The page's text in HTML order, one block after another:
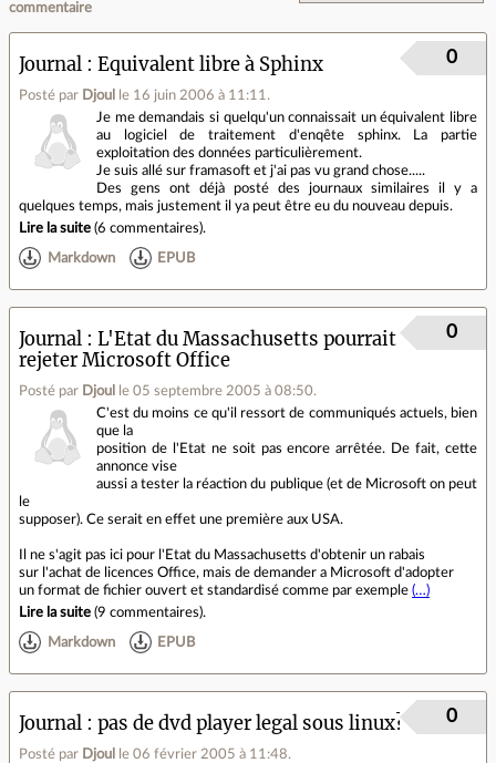
commentaire
Journal Equivalent libre à Sphinx
Posté par Djoul le 16 juin 2006 à 11:11 .
0
Je me demandais si quelqu'un connaissait un équivalent libre
au logiciel de traitement d'enqête sphinx. La partie
exploitation des données particulièrement.
Je suis allé sur framasoft et j'ai pas vu grand chose.....
Des gens ont déjà posté des journaux similaires il y a
quelques temps, mais justement il ya peut être eu du nouveau depuis.
Lire la suite (6 commentaires).
Markdown EPUB
Journal
L'Etat du Massachusetts pourrait
rejeter Microsoft Office
Posté par Djoul le 05 septembre 2005 à 08:50.
0
C'est du moins ce qu'il ressort de communiqués actuels, bien
que la
position de l'Etat ne soit pas encore arrêtée. De fait, cette
annonce vise
aussi a tester la réaction du publique (et de Microsoft on peut
le
supposer). Ce serait en effet une première aux USA.
Il ne s'agit pas ici pour l'Etat du Massachusetts d'obtenir un rabais
sur l'achat de licences Office, mais de demander a Microsoft d'adopter
un format de fichier ouvert et standardisé comme par exemple (…)
Lire la suite (9 commentaires).
Markdown EPUB
Journal pas de dvd player legal sous linux?
Posté par Djoul le 06 février 2005 à 11:48.
0